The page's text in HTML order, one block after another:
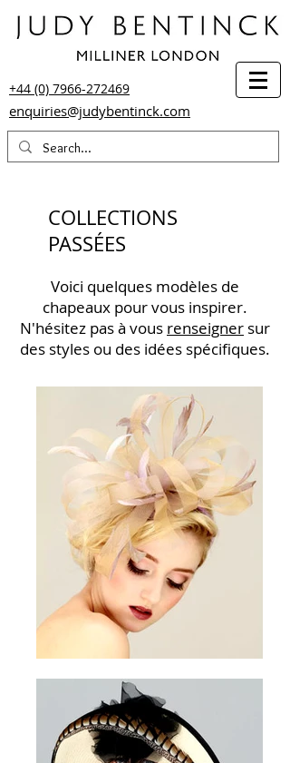
+44 (0) 7966-272469
enquiries@judybentinck.com
COLLECTIONS
PASSÉES
Voici quelques modèles de
chapeaux pour vous inspirer.
N'hésitez pas à vous renseigner sur
des styles ou des idées spécifiques.